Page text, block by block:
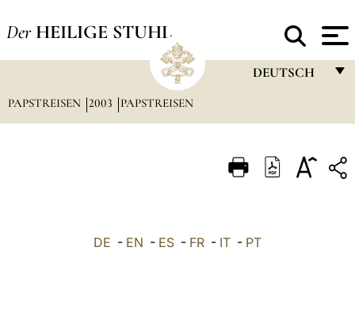
Der HEILIGE STUHL
DEUTSCH
ITALIANO
PAPSTREISEN 2003 PAPSTREISEN
DE - EN - ES - FR - IT - PT